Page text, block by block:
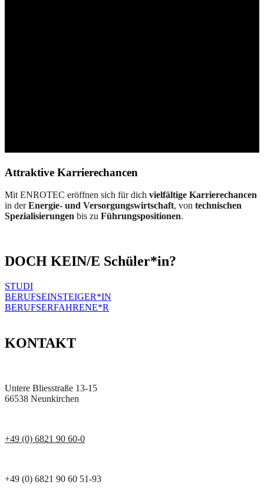
Attraktive Karrierechancen
Mit ENROTEC eröffnen sich für dich vielfältige Karrierechancen
in derEnergie- und Versorgungswirtschaft, von technischen
Spezialisierungen bis zu Führungspositionen.
DOCH KEIN/E Schüler*in?
STUDI
BERUFSEINSTEIGER*IN
BERUFSERFAHRENE*R
KONTAKT
Untere Bliesstraße 13-15
66538 Neunkirchen
+49 (0) 6821 90 60-0
+49 (0) 6821 90 60 51-93